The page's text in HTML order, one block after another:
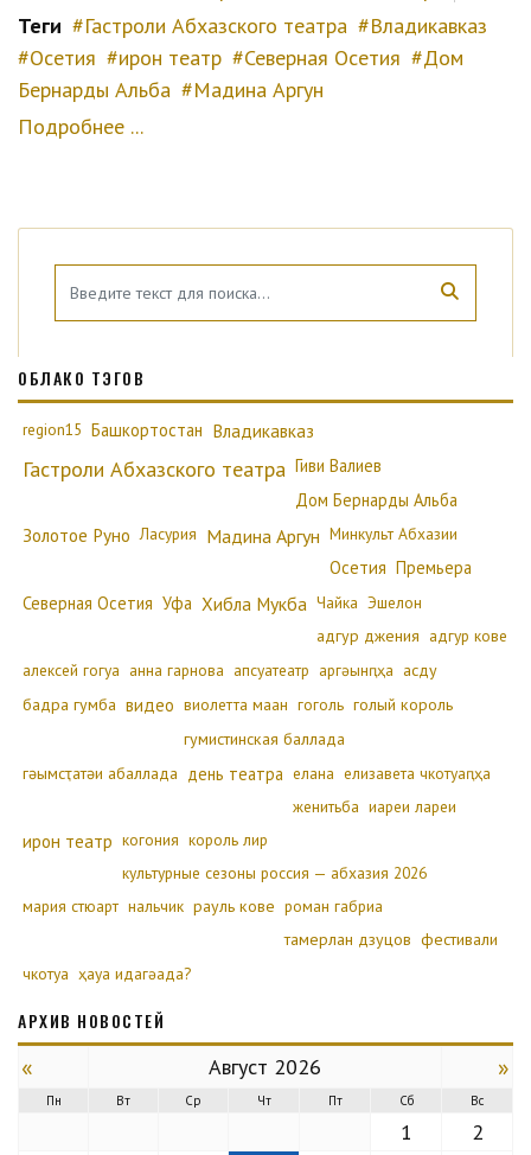
Теги
Гастроли Абхазского театра
Владикавказ
Осетия
ирон театр Северная Осетия
Дом
Бернарды Альба
Мадина Аргун
Подробнее ...
ОБЛАКО ТЭГОВ
region15 Башкортостан Владикавказ
Гастроли Абхазского театра Гиви Валиев
Дом Бернарды Альба
Золотое Руно Ласурия Мадина Аргун Минкульт Абхазии
Осетия Премьера
Северная Осетия Уфа Хибла Мукба Чайка Эшелон
адгур джения адгур кове
алексей гогуа анна гарнова апсуатеатр аргәынԥҳа асду
бадра гумба видео виолетта маан гоголь голый король
гумистинская баллада
гәымсҭатәи абаллада день театра елана елизавета чкотуаԥҳа
женитьба иареи лареи
ирон театр когония король лир
культурные сезоны россия — абхазия 2026
мария стюарт нальчик рауль кове роман габриа
тамерлан дзуцов фестивали
чкотуа ҳауа идагәада?
АРХИВ НОВОСТЕЙ
« Август 2026 »
Пн Вт Ср Чт Пт Сб Вс
1
2